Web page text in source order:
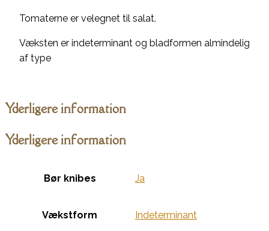
Tomaterne er velegnet til salat.
Væksten er indeterminant og bladformen almindelig
af type
Yderligere information
Yderligere information
Bør knibes Ja
Vækstform Indeterminant